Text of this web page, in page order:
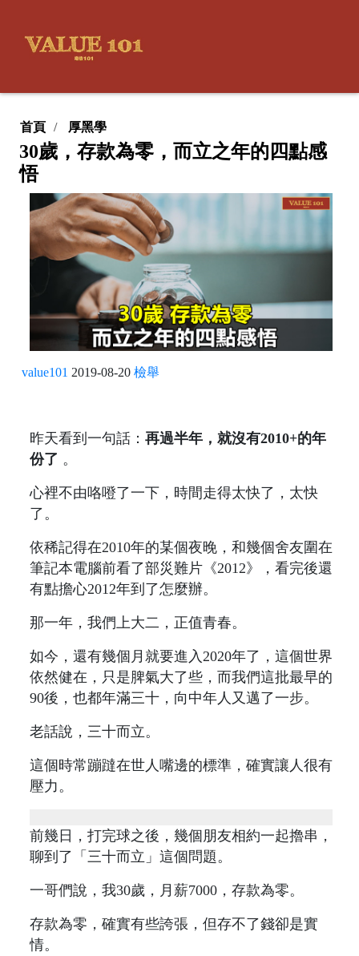
首頁 厚黑學
30歲，存款為零，而立之年的四點感
悟
value101 2019-08-20 檢舉
昨天看到一句話： 再過半年，就沒有2010+的年
份了 。
心裡不由咯噔了一下，時間走得太快了，太快
了。
依稀記得在2010年的某個夜晚，和幾個舍友圍在
筆記本電腦前看了部災難片《2012》，看完後還
有點擔心2012年到了怎麼辦。
那一年，我們上大二，正值青春。
如今，還有幾個月就要進入2020年了，這個世界
依然健在，只是脾氣大了些，而我們這批最早的
90後，也都年滿三十，向中年人又邁了一步。
老話說，三十而立。
這個時常蹦躂在世人嘴邊的標準，確實讓人很有
壓力。
前幾日，打完球之後，幾個朋友相約一起擼串，
聊到了「三十而立」這個問題。
一哥們說，我30歲，月薪7000，存款為零。
存款為零，確實有些誇張，但存不了錢卻是實
情。